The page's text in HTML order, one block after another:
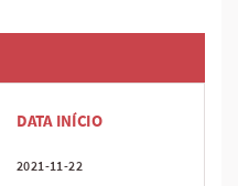
DATA INÍCIO
2021-11-22